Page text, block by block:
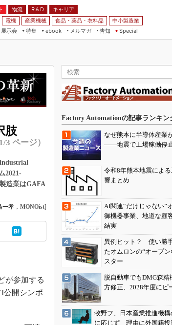
物流 R＆D
キャリア
電機 産業機械 食品・薬品・衣料品
中小製造業
展示会
特集
ebook
メルマガ
告知 Special
肢
1/3 ページ）
2021-
造業はGAFA
一孝 ， MONOist]
が参加する
公開シンポ
Factory Automationの記事ランキン
なぜ熊本に半導体産業
――地震で工場稼働停
令和8年熊本地震によ
響まとめ
AI関連“だけじゃない”
御機器事業、地道な顧
結実
異例ヒット？ 使い勝
たオムロンの“オープ
スター
脱自動車でもDMG森精
方修正、2028年度にピ
牧野フ、日本産業推進機
に応じず 理由に外国籍投